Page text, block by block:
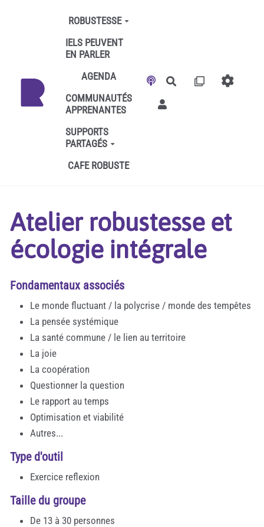
Aller au contenu principal
ROBUSTESSE
IELS PEUVENT
EN PARLER
AGENDA
COMMUNAUTÉS
APPRENANTES
SUPPORTS
PARTAGÉS
CAFE ROBUSTE
Rechercher
Atelier robustesse et
écologie intégrale
Fondamentaux associés
Le monde fluctuant / la polycrise / monde des tempêtes
La pensée systémique
La santé commune / le lien au territoire
La joie
La coopération
Questionner la question
Le rapport au temps
Optimisation et viabilité
Autres...
Type d'outil
Exercice reflexion
Taille du groupe
De 13 à 30 personnes